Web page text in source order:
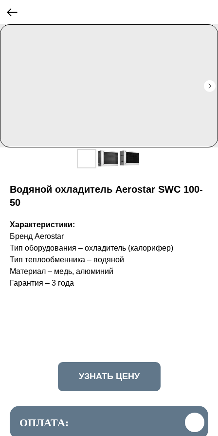
Водяной охладитель Aerostar SWС 100-
50
Характеристики:
Бренд Aerostar
Тип оборудования – охладитель (калорифер)
Тип теплообменника – водяной
Материал – медь, алюминий
Гарантия – 3 года
УЗНАТЬ ЦЕНУ
ОПЛАТА: